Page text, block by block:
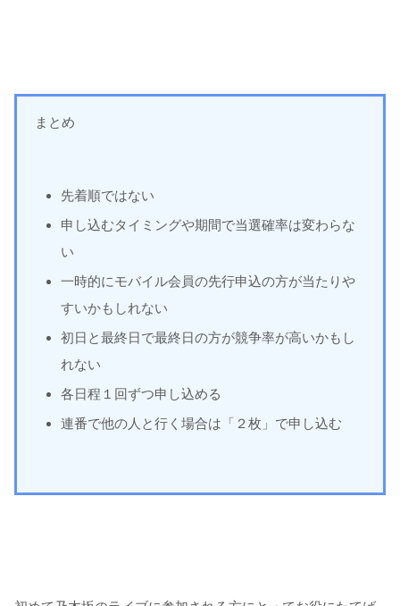
まとめ
先着順ではない
申し込むタイミングや期間で当選確率は変わらな
い
一時的にモバイル会員の先行申込の方が当たりや
すいかもしれない
初日と最終日で最終日の方が競争率が高いかもし
れない
各日程１回ずつ申し込める
連番で他の人と行く場合は「２枚」で申し込む